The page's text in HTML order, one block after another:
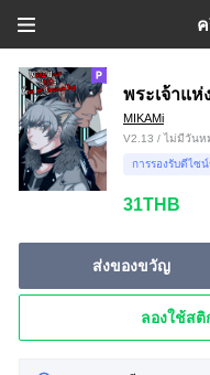
พระเจ้าแ
MIKAMi
V2.13 / ไม่มีวันห
การรองรับดีไซ
31THB
ส่งของขวัญ
ลองใช้สติ